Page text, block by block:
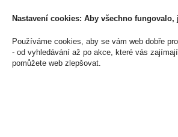
U Plynárny 412/101
101 00 Praha 10
Česká republika
Nastavení cookies: Aby všechno fungovalo,
Používáme cookies, aby se vám web dobře
- od vyhledávání až po akce, které vás
pomůžete web zlepšovat.